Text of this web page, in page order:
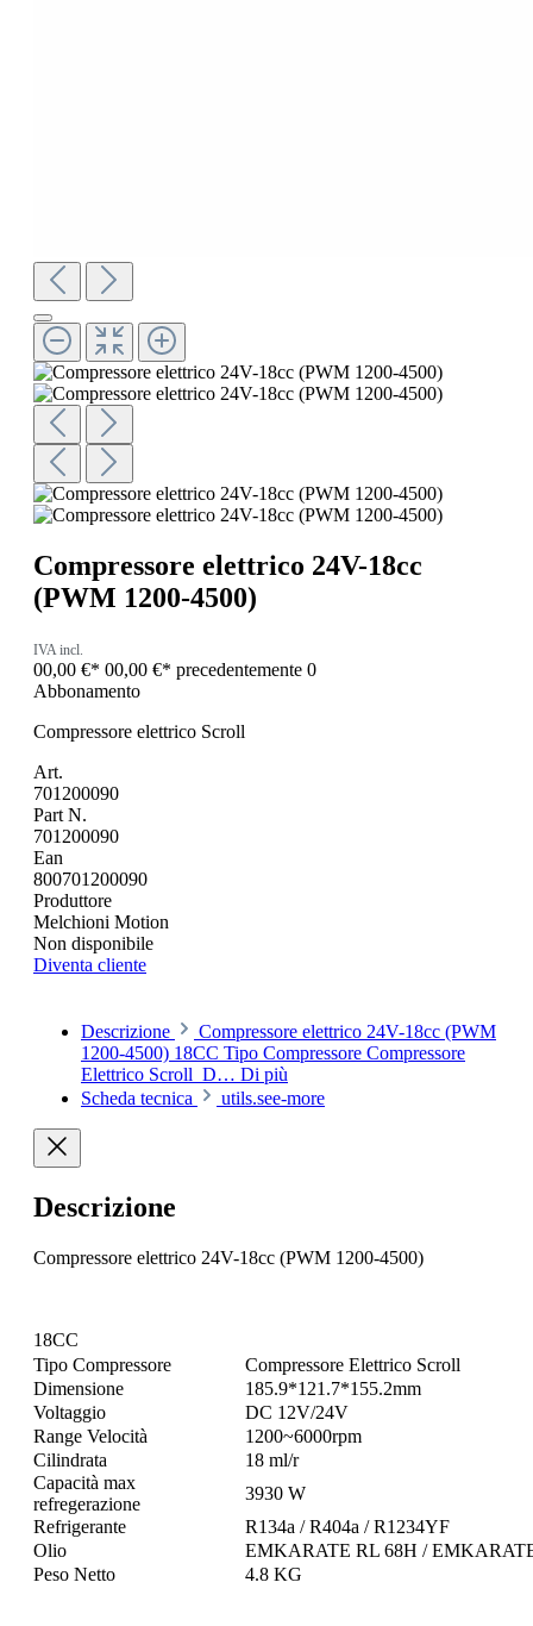
Compressore elettrico 24V-18cc
(PWM 1200-4500)
IVA incl.
00,00 €* 00,00 €* precedentemente 0
Abbonamento
Compressore elettrico Scroll
Art.
701200090
Part N.
701200090
Ean
800701200090
Produttore
Melchioni Motion
Non disponibile
Diventa cliente
Descrizione
Compressore elettrico 24V-18cc (PWM
1200-4500) 18CC Tipo Compressore Compressore
Elettrico Scroll D… Di più
Scheda tecnica
utils.see-more
Descrizione
Compressore elettrico 24V-18cc (PWM 1200-4500)
18CC
Tipo Compressore
Compressore Elettrico Scroll
Dimensione
185.9*121.7*155.2mm
Voltaggio
DC 12V/24V
Range Velocità
1200~6000rpm
Cilindrata
18 ml/r
Capacità max
refregerazione
3930 W
Refrigerante
R134a / R404a / R1234YF
Olio
EMKARATE RL 68H /
Peso Netto
4.8 KG